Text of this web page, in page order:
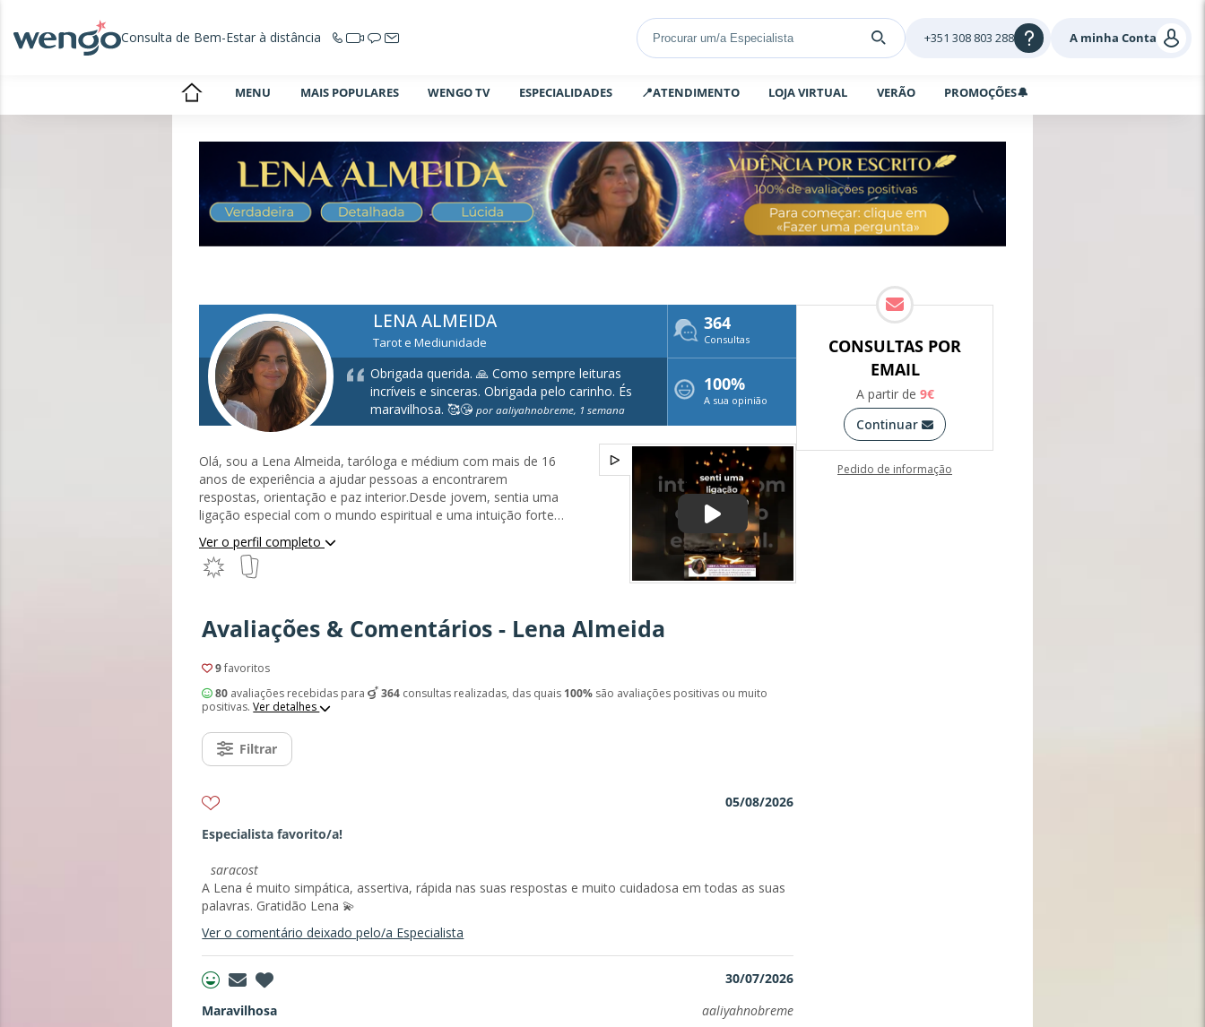
Consulta de Bem-Estar à distância A minha Conta
+351 308 803 288
MENU MAIS POPULARES WENGO TV ESPECIALIDADES 📍ATENDIMENTO LOJA VIRTUAL VERÃO PROMOÇÕES🔔
LENA ALMEIDA
Tarot e Mediunidade
364
Consultas
Obrigada querida. 🙏 Como sempre leituras
incríveis e sinceras. Obrigada pelo carinho. És
maravilhosa. 🥰😘 por aaliyahnobreme, 1 semana
100%
A sua opinião
Olá, sou a Lena Almeida, taróloga e médium com mais de 16
anos de experiência a ajudar pessoas a encontrarem
respostas, orientação e paz interior.Desde jovem, sentia uma
ligação especial com o mundo espiritual e uma intuição forte
Sagitário com ascendente em Caranguejo, sempre fui atraída
pelos mistérios do universo e pela sabedoria ancestral. Foi na
mundo à minha volta e a minha própria missão.Decidi
aprofundar os meus conhecimentos e estudei Tarot para
que a minha verdadeira vocação era ajudar as pessoas a
encontrarem respostas e a sentirem-se mais conectadas...
Ver o perfil completo
Avaliações & Comentários - Lena Almeida
9favoritos
80 avaliações recebidas para 364 consultas realizadas, das quais 100% são avaliações positivas ou muito
positivas.Ver detalhes
Filtrar
Especialista favorito/a!
05/08/2026
saracost
A Lena é muito simpática, assertiva, rápida nas suas respostas e muito cuidadosa em todas as suas
palavras. Gratidão Lena 💫
Ver o comentário deixado pelo/a Especialista
30/07/2026
Maravilhosa
aaliyahnobreme
CONSULTAS POR
EMAIL
A partir de 9€
Continuar
Pedido de informação